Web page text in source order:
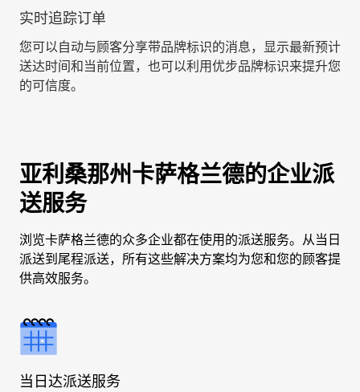
实时追踪订单
您可以自动与顾客分享带品牌标识的消息，显示最新预计
送达时间和当前位置，也可以利用优步品牌标识来提升您
的可信度。
亚利桑那州卡萨格兰德的企业派
送服务
浏览卡萨格兰德的众多企业都在使用的派送服务。从当日
派送到尾程派送，所有这些解决方案均为您和您的顾客提
供高效服务。
当日达派送服务